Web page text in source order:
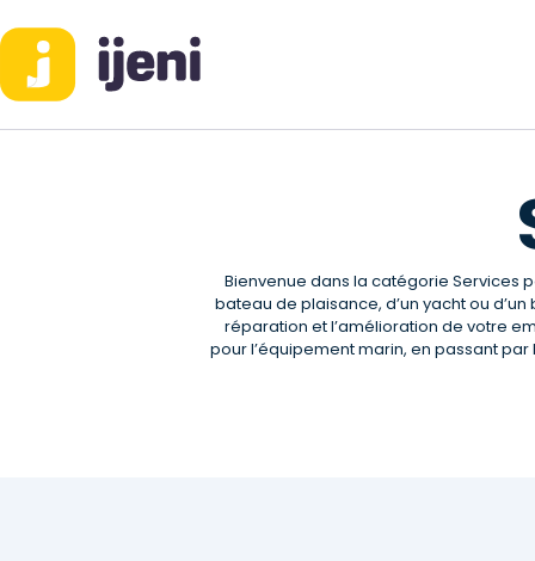
Bienvenue dans la catégorie Services
bateau de plaisance, d’un yacht ou
réparation et l’amélioration de votre
pour l’équipement marin, en passant
IJENI
ACCUEIL
BLOG